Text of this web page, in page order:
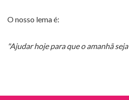
O nosso lema é:
"Ajudar hoje para que o amanhã